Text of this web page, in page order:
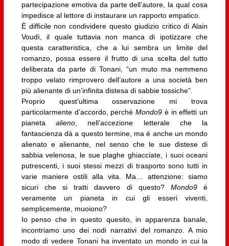
partecipazione emotiva da parte dell’autore, la qual cosa
impedisce al lettore di instaurare un rapporto empatico.
È difficile non condividere questo giudizio critico di Alain
Voudì, il quale tuttavia non manca di ipotizzare che
questa caratteristica, che a lui sembra un limite del
romanzo, possa essere il frutto di una scelta del tutto
deliberata da parte di Tonani, “un muto ma nemmeno
troppo velato rimprovero dell’autore a una società ben
più alienante di un’infinita distesa di sabbie tossiche”.
Proprio quest’ultima osservazione mi trova
particolarmente d’accordo, perchéMondo9 è in effetti un
pianetaalieno , nell’accezione letterale che la
fantascienza dà a questo termine, ma è anche un mondo
alienato e alienante, nel senso che le sue distese di
sabbia velenosa, le sue plaghe ghiacciate, i suoi oceani
putrescenti, i suoi stessi mezzi di trasporto sono tutti in
varie maniere ostili alla vita. Ma… attenzione: siamo
sicuri che si tratti davvero di questo?Mondo9è
veramente un pianeta in cui gli esseri viventi,
semplicemente, muoiono?
Io penso che in questo quesito, in apparenza banale,
incontriamo uno dei nodi narrativi del romanzo. A mio
modo di vedere Tonani ha inventato un mondo in cui la